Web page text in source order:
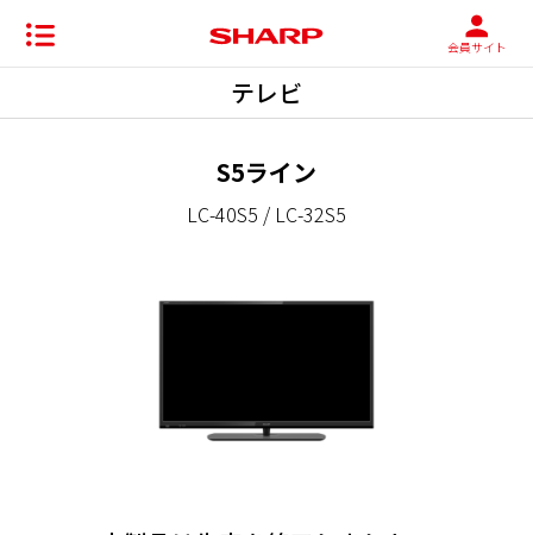
会員サイト
テレビ
S5ライン
LC-40S5 / LC-32S5